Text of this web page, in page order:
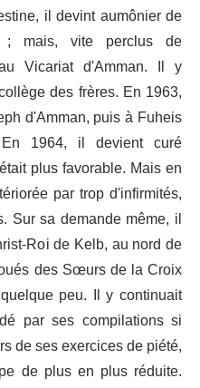
il devint aumônier de
mais, vite perclus de
Vicariat d'Amman. Il y
des frères. En 1963,
d'Amman, puis à Fuheis
1964, il devient curé
plus favorable. Mais en
par trop d'infirmités,
Sur sa demande même, il
Roi de Kelb, au nord de
des Sœurs de la Croix
peu. Il y continuait
par ses compilations si
de ses exercices de piété,
de plus en plus réduite.